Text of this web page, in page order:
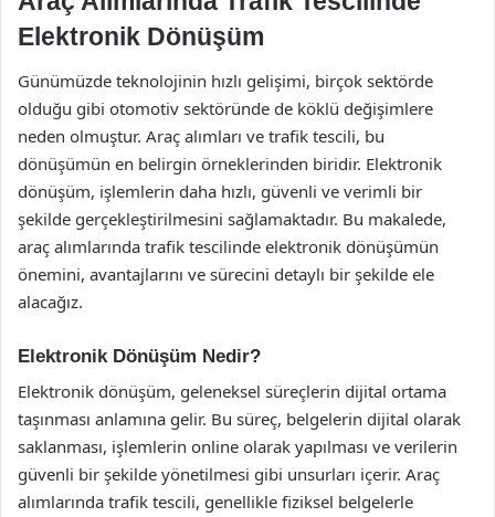
Elektronik Dönüşüm
Günümüzde teknolojinin hızlı gelişimi, birçok sektörde
olduğu gibi otomotiv sektöründe de köklü değişimlere
neden olmuştur. Araç alımları ve trafik tescili, bu
dönüşümün en belirgin örneklerinden biridir. Elektronik
dönüşüm, işlemlerin daha hızlı, güvenli ve verimli bir
şekilde gerçekleştirilmesini sağlamaktadır. Bu makalede,
araç alımlarında trafik tescilinde elektronik dönüşümün
önemini, avantajlarını ve sürecini detaylı bir şekilde ele
alacağız.
Elektronik Dönüşüm Nedir?
Elektronik dönüşüm, geleneksel süreçlerin dijital ortama
taşınması anlamına gelir. Bu süreç, belgelerin dijital olarak
saklanması, işlemlerin online olarak yapılması ve verilerin
güvenli bir şekilde yönetilmesi gibi unsurları içerir. Araç
alımlarında trafik tescili, genellikle fiziksel belgelerle